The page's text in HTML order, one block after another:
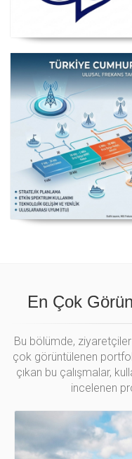
Posta ve
En Çok
Bu bölümde,
çok görüntülenen
çıkan bu çalışmalar,
incelenen